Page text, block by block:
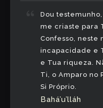
Dou
me criaste para
Confesso, neste
incapacidade e
e Tua riqueza.
Ti, o Amparo no
Si Próprio.
Bahá’u’lláh